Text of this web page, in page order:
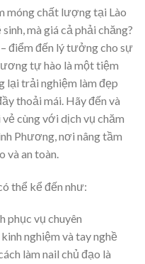
móng chất lượng tại Lào
mà giá cả phải chăng?
– điểm đến lý tưởng cho sự
tự hào là một tiệm
lại trải nghiệm làm đẹp
thoải mái. Hãy đến và
cùng với dịch vụ chăm
Phương, nơi nâng tầm
và an toàn.
thể kể đến như:
phục vụ chuyên
nghiệm và tay nghề
làm nail chủ đạo là